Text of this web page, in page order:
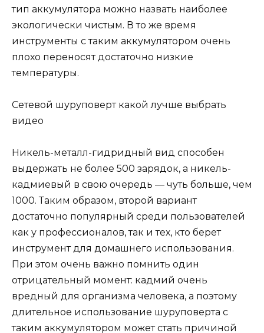
тип аккумулятора можно назвать наиболее
экологически чистым. В то же время
инструменты с таким аккумулятором очень
плохо переносят достаточно низкие
температуры.
Сетевой шуруповерт какой лучше выбрать
видео
Никель-металл-гидридный вид способен
выдержать не более 500 зарядок, а никель-
кадмиевый в свою очередь — чуть больше, чем
1000. Таким образом, второй вариант
достаточно популярный среди пользователей
как у профессионалов, так и тех, кто берет
инструмент для домашнего использования.
При этом очень важно помнить один
отрицательный момент: кадмий очень
вредный для организма человека, а поэтому
длительное использование шуруповерта с
таким аккумулятором может стать причиной